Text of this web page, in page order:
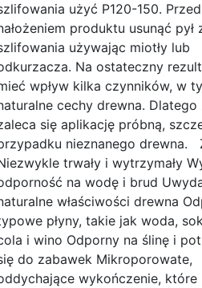
użyć P120-150. Przed
produktu usunąć pył
używając miotły lub
Na ostateczny
wpływ kilka czynników, w
cechy drewna. Dlatego
się aplikację próbną,
nieznanego drewna.
trwały i wytrzymały
na wodę i brud
właściwości drewna
płyny, takie jak woda,
i wino Odporny na ślinę i
do zabawek Mikroporowate,
wykończenie, które